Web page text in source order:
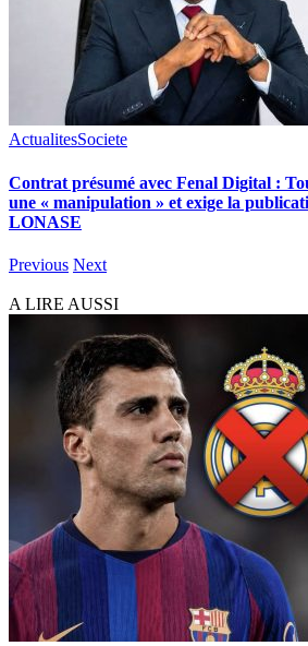
ActualitesSociete
Contrat présumé avec Fenal Digital :
une « manipulation » et exige la
LONASE
Previous Next
A LIRE AUSSI